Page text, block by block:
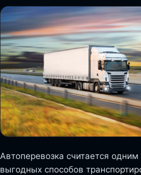
Автоперевозка считается одним
выгодных способов